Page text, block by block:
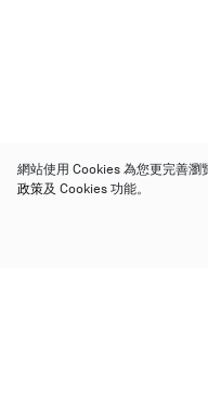
網站使用 Cookies 為您更完善瀏
政策及 Cookies 功能。